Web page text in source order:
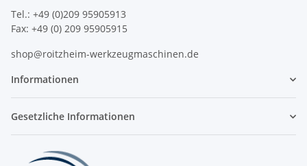
Tel.: +49 (0)209 95905913
Fax: +49 (0) 209 95905915
shop@roitzheim-werkzeugmaschinen.de
Informationen
Gesetzliche Informationen